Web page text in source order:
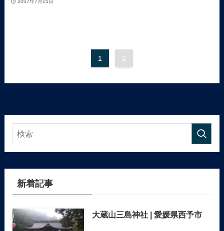
2007年7月15日
1 2
新着記事
大蔵山三島神社 | 愛媛県西予市